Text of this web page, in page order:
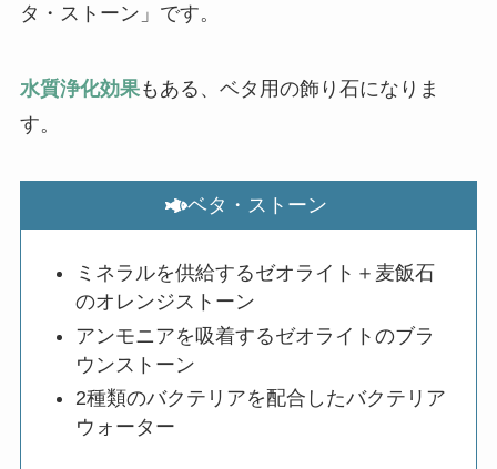
タ・ストーン」です。
水質浄化効果もある、ベタ用の飾り石になりま
す。
ベタ・ストーン
ミネラルを供給するゼオライト＋麦飯石
のオレンジストーン
アンモニアを吸着するゼオライトのブラ
ウンストーン
2種類のバクテリアを配合したバクテリア
ウォーター